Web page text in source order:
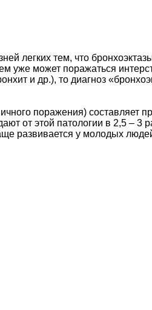
легких тем, что
уже может поражаться
и др.), то диагноз
поражения)
от этой патологии в 2,5 –
развивается у молодых